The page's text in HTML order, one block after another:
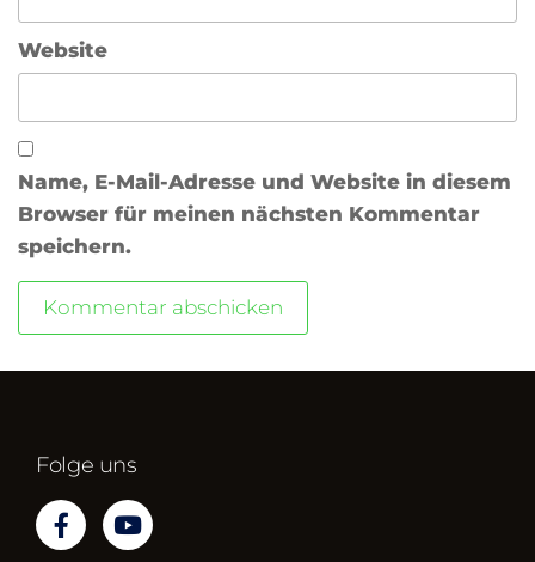
Website
Name, E-Mail-Adresse und Website in diesem
Browser für meinen nächsten Kommentar
speichern.
Folge uns